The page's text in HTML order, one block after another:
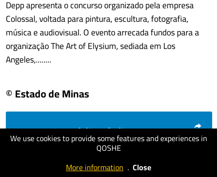
We use cookies to provide some features and experiences in
QOSHE
More information . Close
Depp apresenta o concurso organizado pela empresa
Colossal, voltada para pintura, escultura, fotografia,
música e audiovisual. O evento arrecada fundos para a
organização The Art of Elysium, sediada em Los
Angeles,........
© Estado de Minas
visit website